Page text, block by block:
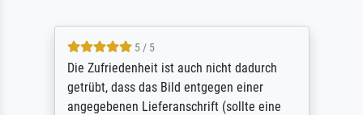
5 / 5
Die Zufriedenheit ist auch nicht dadurch
getrübt, dass das Bild entgegen einer
angegebenen Lieferanschrift (sollte eine